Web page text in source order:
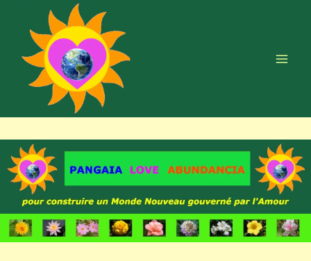
contenu